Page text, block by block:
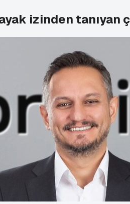
ayak izinden tanıyan